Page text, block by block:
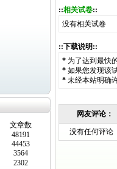
文章数
48191
44453
3564
2302
::相关试卷::
没有相关试卷
::下载说明::
* 为了达到最快
* 如果您发现该
* 未经本站明确
网友评论：
没有任何评论